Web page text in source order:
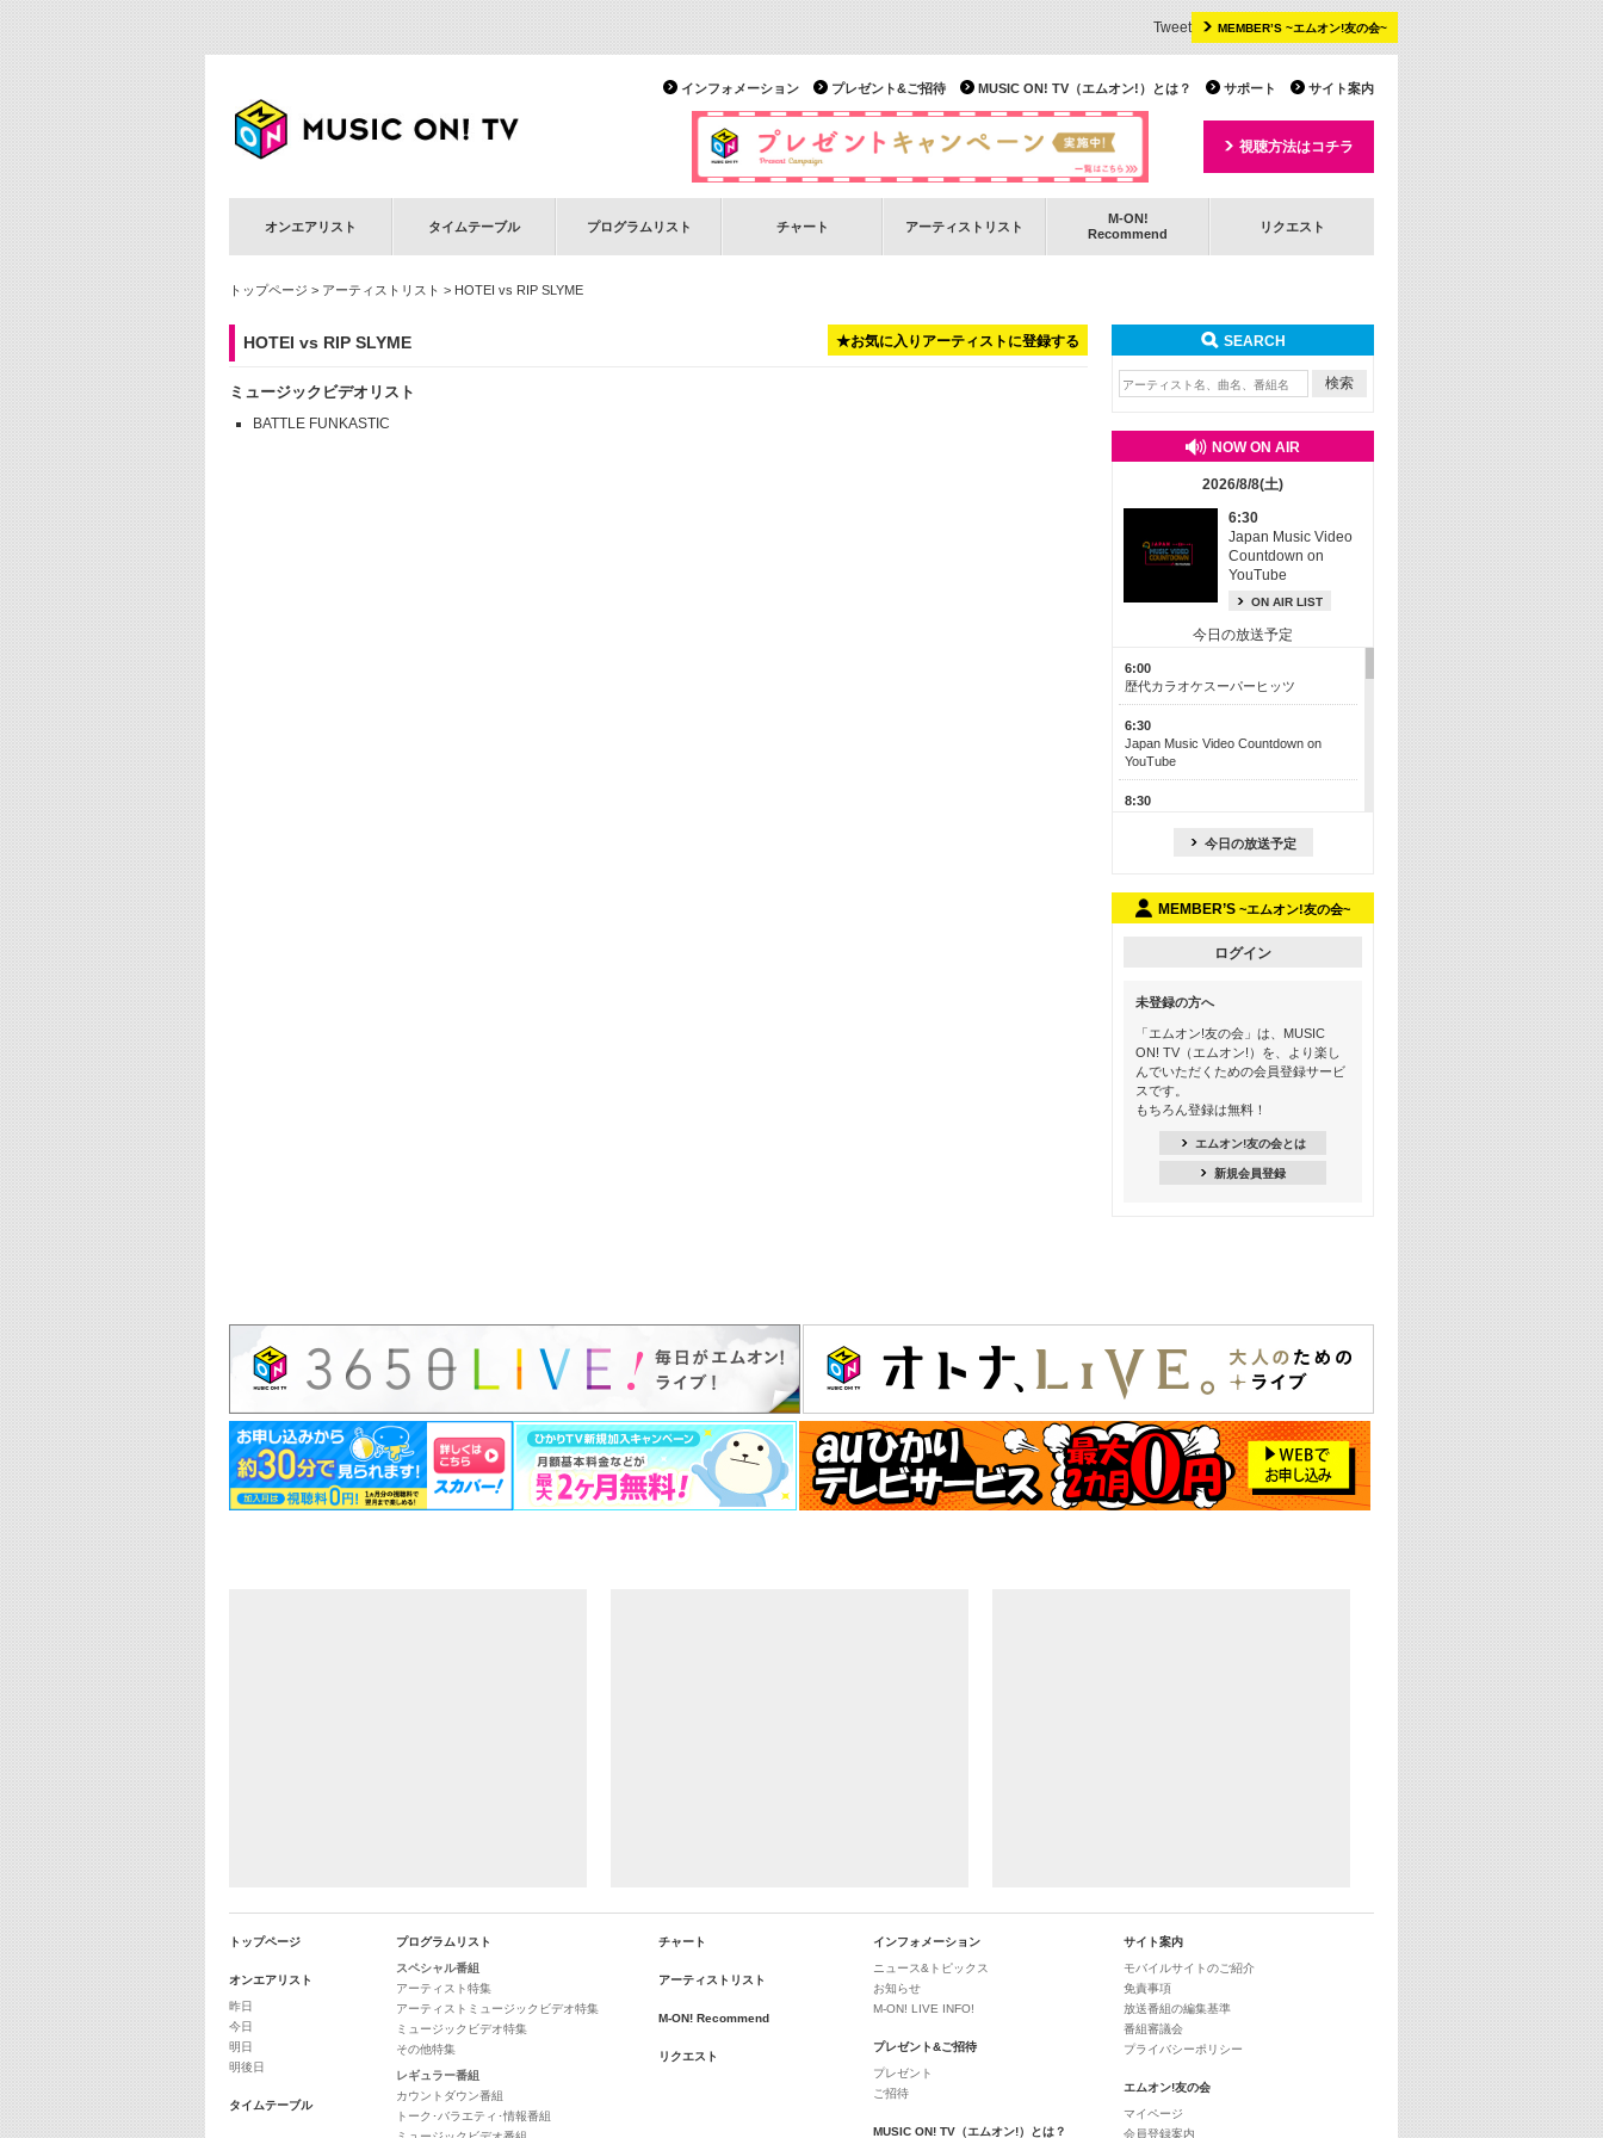
MEMBER’S ~エムオン!友の会~
Tweet
サイト案内
サポート
MUSIC ON! TV（エムオン!）とは？
プレゼント&ご招待
インフォメーション
視聴方法はコチラ
オンエアリスト タイムテーブル プログラムリスト チャート アーティストリスト
M-ON!
Recommend
リクエスト
トップページ > アーティストリスト > HOTEI vs RIP SLYME
★お気に入りアーティストに登録する
HOTEI vs RIP SLYME
ミュージックビデオリスト
BATTLE FUNKASTIC
SEARCH
NOW ON AIR
2026/8/8(土)
6:30
Japan Music Video
Countdown on
YouTube
ON AIR LIST
今日の放送予定
6:00
歴代カラオケスーパーヒッツ
6:30
Japan Music Video Countdown on
YouTube
8:30
M-ON! カラオケカウントダウン 50
Official髭男dism特集
よりぬき! この夏聴きたい! サマーソン
グメドレー【歌詞入り】
21:00
季節を感じよう! シーズンソング特集
-8月編-【歌詞入り】
ージックビデオ特集
24:00
K-POP 第3世代特集
K-POP 第4世代特集
25:00
あのころヒッツ! 一挙5時間！
2021→2025年
今日の放送予定
MEMBER’S ~エムオン!友の会~
ログイン
未登録の方へ
「エムオン!友の会」は、MUSIC
ON! TV（エムオン!）を、より楽し
んでいただくための会員登録サービ
スです。
もちろん登録は無料！
エムオン!友の会とは
新規会員登録
トップページ
オンエアリスト
昨日
今日
明日
明後日
タイムテーブル
プログラムリスト
スペシャル番組
アーティスト特集
アーティストミュージックビデオ特集
ミュージックビデオ特集
その他特集
レギュラー番組
カウントダウン番組
トーク･バラエティ･情報番組
チャート
アーティストリスト
M-ON! Recommend
リクエスト
インフォメーション
ニュース&トピックス
お知らせ
M-ON! LIVE INFO!
プレゼント&ご招待
プレゼント
ご招待
MUSIC ON! TV（エムオン!）とは？
サイト案内
モバイルサイトのご紹介
免責事項
放送番組の編集基準
番組審議会
プライバシーポリシー
エムオン!友の会
マイページ
会員登録案内